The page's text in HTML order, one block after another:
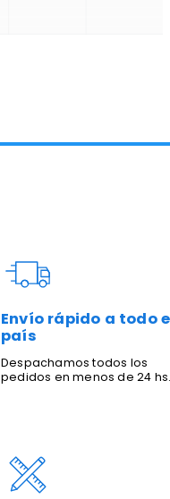
Envío rápido a todo
país
Despachamos todos los
pedidos en menos de 24